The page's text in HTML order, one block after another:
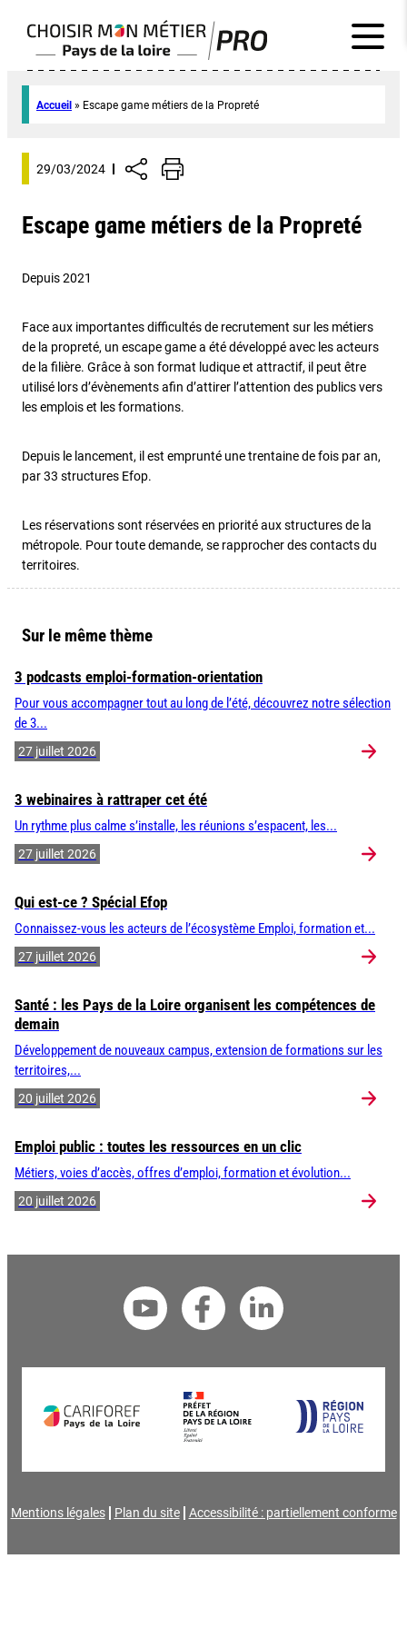
Accueil » Escape game métiers de la Propreté
29/03/2024
Escape game métiers de la Propreté
Depuis 2021
Face aux importantes difficultés de recrutement sur les métiers
de la propreté, un escape game a été développé avec les acteurs
de la filière. Grâce à son format ludique et attractif, il peut être
utilisé lors d’évènements afin d’attirer l’attention des publics vers
les emplois et les formations.
Depuis le lancement, il est emprunté une trentaine de fois par an,
par 33 structures Efop.
Les réservations sont réservées en priorité aux structures de la
métropole. Pour toute demande, se rapprocher des contacts du
territoires.
Sur le même thème
3 podcasts emploi-formation-orientation
Pour vous accompagner tout au long de l’été, découvrez notre sélection
de 3...
27 juillet 2026
3 webinaires à rattraper cet été
Un rythme plus calme s’installe, les réunions s’espacent, les...
27 juillet 2026
Qui est-ce ? Spécial Efop
Connaissez-vous les acteurs de l’écosystème Emploi, formation et...
27 juillet 2026
Santé : les Pays de la Loire organisent les compétences de
demain
Développement de nouveaux campus, extension de formations sur les
territoires,...
20 juillet 2026
Emploi public : toutes les ressources en un clic
Métiers, voies d’accès, offres d’emploi, formation et évolution...
20 juillet 2026
Mentions légales Plan du site Accessibilité : partiellement conforme